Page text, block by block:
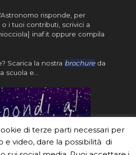
risponde, per
i tuoi contributi, scrivici a
inaf.it oppure compila
Scarica la nostra brochureda
scuola e…
di terze parti necessari per
e video, dare la possibilità di